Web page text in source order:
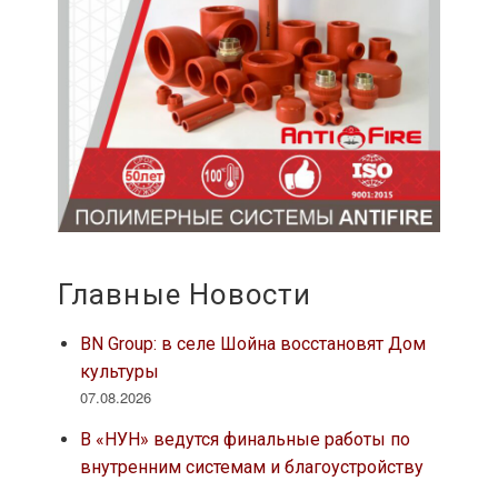
Главные Новости
BN Group: в селе Шойна восстановят Дом
культуры
07.08.2026
В «НУН» ведутся финальные работы по
внутренним системам и благоустройству